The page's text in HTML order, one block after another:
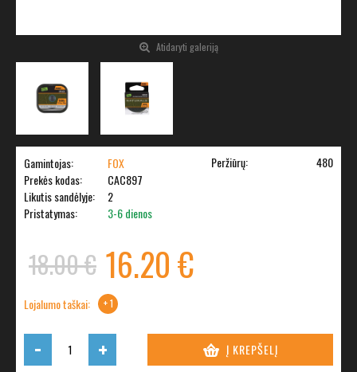
Atidaryti galeriją
Gamintojas:
FOX
Prekės kodas:
CAC897
Likutis sandėlyje:
2
Pristatymas:
3-6 dienos
Peržiūrų: 480
18.00 € 16.20 €
Lojalumo taškai: + 1
- + Į KREPŠELĮ